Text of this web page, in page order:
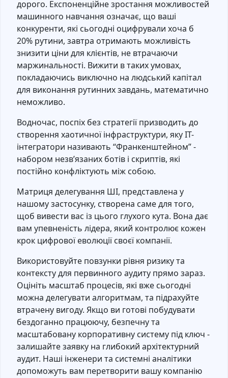
дорого. Експоненційне зростання можливостей
машинного навчання означає, що ваші
конкуренти, які сьогодні оцифрували хоча б
20% рутини, завтра отримають можливість
знизити ціни для клієнтів, не втрачаючи
маржинальності. Вижити в таких умовах,
покладаючись виключно на людський капітал
для виконання рутинних завдань, математично
неможливо.
Водночас, поспіх без стратегії призводить до
створення хаотичної інфраструктури, яку IT-
інтегратори називають “Франкенштейном” -
набором незв’язаних ботів і скриптів, які
постійно конфліктують між собою.
Матриця делегування ШІ, представлена у
нашому застосунку, створена саме для того,
щоб вивести вас із цього глухого кута. Вона дає
вам упевненість лідера, який контролює кожен
крок цифрової еволюції своєї компанії.
Використовуйте повзунки рівня ризику та
контексту для первинного аудиту прямо зараз.
Оцініть масштаб процесів, які вже сьогодні
можна делегувати алгоритмам, та підрахуйте
втрачену вигоду. Якщо ви готові побудувати
бездоганно працюючу, безпечну та
масштабовану корпоративну систему під ключ -
залишайте заявку на глибокий архітектурний
аудит. Наші інженери та системні аналітики
допоможуть вам перетворити вашу компанію